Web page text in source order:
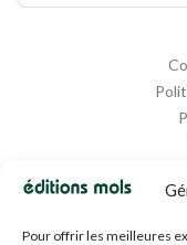
Pour offrir les meilleures